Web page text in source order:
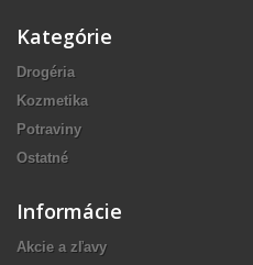
Kategórie
Drogéria
Kozmetika
Potraviny
Ostatné
Informácie
Akcie a zľavy